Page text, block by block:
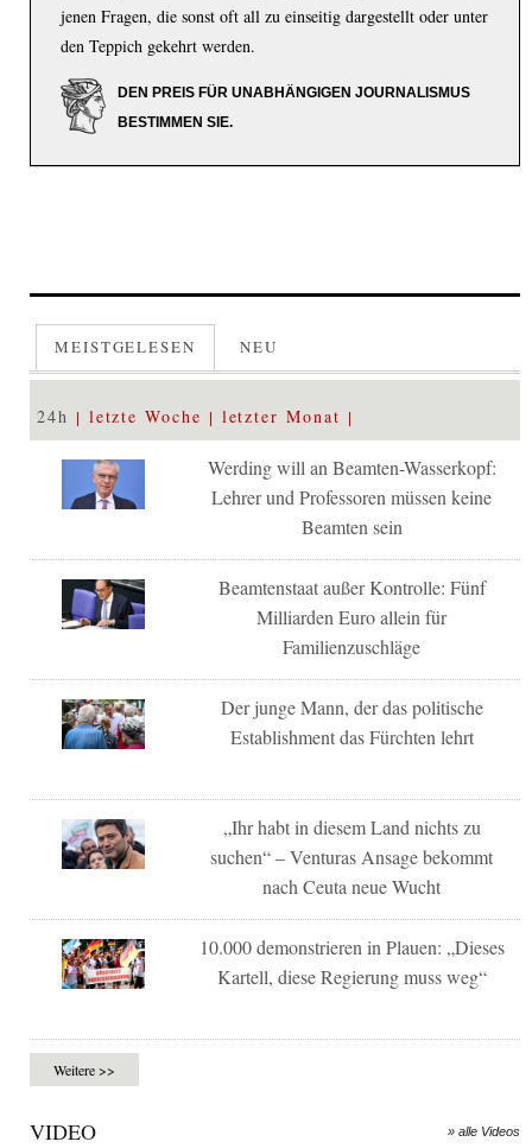
jenen Fragen, die sonst oft all zu einseitig dargestellt oder unter
den Teppich gekehrt werden.
DEN PREIS FÜR UNABHÄNGIGEN JOURNALISMUS
BESTIMMEN SIE.
MEISTGELESEN NEU
24h letzte Woche letzter Monat
Werding will an Beamten-Wasserkopf:
Lehrer und Professoren müssen keine
Beamten sein
Beamtenstaat außer Kontrolle: Fünf
Milliarden Euro allein für
Familienzuschläge
Der junge Mann, der das politische
Establishment das Fürchten lehrt
„Ihr habt in diesem Land nichts zu
suchen“ – Venturas Ansage bekommt
nach Ceuta neue Wucht
10.000 demonstrieren in Plauen: „Dieses
Kartell, diese Regierung muss weg“
Weitere >>
VIDEO » alle Videos